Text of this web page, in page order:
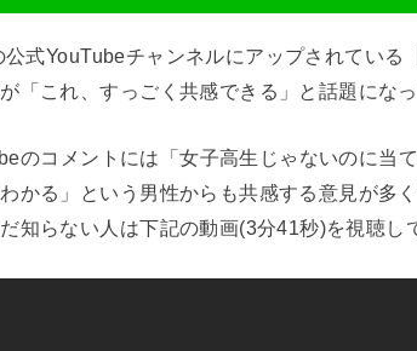
公式YouTubeチャンネルにアップされている
「これ、すっごく共感できる」と話題になっ
のコメントには「女子高生じゃないのに当
かる」という男性からも共感する意見が多
知らない人は下記の動画(3分41秒)を視聴し